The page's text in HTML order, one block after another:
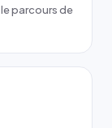
parcours de